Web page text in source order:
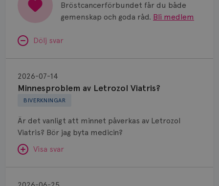
Bröstcancerförbundet får du både
gemenskap och goda råd. Bli medlem
Dölj svar
BIVERKNINGAR
Minnesproblem av Letrozol Viatris?
2026-07-14
Är det vanligt att minnet påverkas av Letrozol
Viatris? Bör jag byta medicin?
Visa svar
Letrozol
Viatris?